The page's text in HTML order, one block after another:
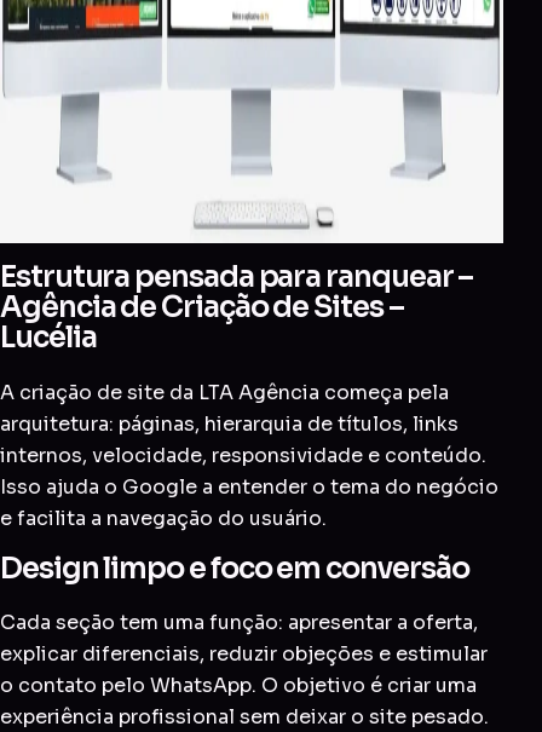
Estrutura pensada para ranquear –
Agência de Criação de Sites –
Lucélia
A criação de site da LTA Agência começa pela
arquitetura: páginas, hierarquia de títulos, links
internos, velocidade, responsividade e conteúdo.
Isso ajuda o Google a entender o tema do negócio
e facilita a navegação do usuário.
Design limpo e foco em conversão
Cada seção tem uma função: apresentar a oferta,
explicar diferenciais, reduzir objeções e estimular
o contato pelo WhatsApp. O objetivo é criar uma
experiência profissional sem deixar o site pesado.